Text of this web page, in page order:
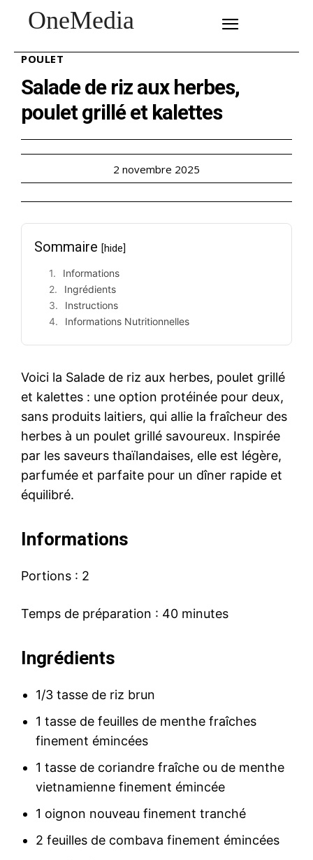
OneMedia
POULET
Salade de riz aux herbes,
poulet grillé et kalettes
2 novembre 2025
Sommaire [hide]
Informations
Ingrédients
Instructions
Informations Nutritionnelles
Voici la Salade de riz aux herbes, poulet grillé
et kalettes : une option protéinée pour deux,
sans produits laitiers, qui allie la fraîcheur des
herbes à un poulet grillé savoureux. Inspirée
par les saveurs thaïlandaises, elle est légère,
parfumée et parfaite pour un dîner rapide et
équilibré.
Informations
Portions : 2
Temps de préparation : 40 minutes
Ingrédients
1/3 tasse de riz brun
1 tasse de feuilles de menthe fraîches
finement émincées
1 tasse de coriandre fraîche ou de menthe
vietnamienne finement émincée
1 oignon nouveau finement tranché
2 feuilles de combava finement émincées